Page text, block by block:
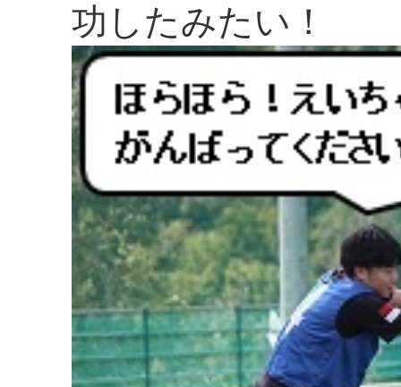
功したみたい！